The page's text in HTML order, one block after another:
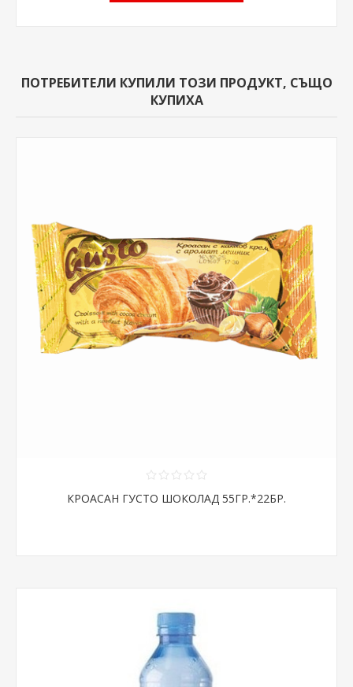
ПОТРЕБИТЕЛИ КУПИЛИ ТОЗИ ПРОДУКТ, СЪЩО
КУПИХА
КРОАСАН ГУСТО ШОКОЛАД 55ГР.*22БР.